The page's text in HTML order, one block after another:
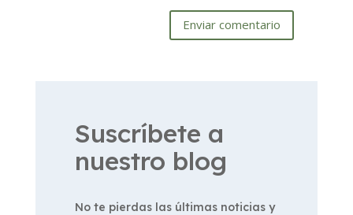
Enviar comentario
Suscríbete a
nuestro blog
No te pierdas las últimas noticias y